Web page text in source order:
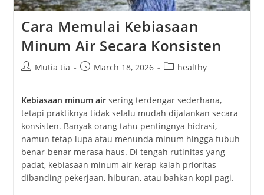
Cara Memulai Kebiasaan
Minum Air Secara Konsisten
PostMutia tia
PostMarch 18, 2026
Posthealthy
Kebiasaan minum airsering terdengar sederhana,
tetapi praktiknya tidak selalu mudah dijalankan secara
konsisten. Banyak orang tahu pentingnya hidrasi,
namun tetap lupa atau menunda minum hingga tubuh
benar-benar merasa haus. Di tengah rutinitas yang
padat, kebiasaan minum air kerap kalah prioritas
dibanding pekerjaan, hiburan, atau bahkan kopi pagi.